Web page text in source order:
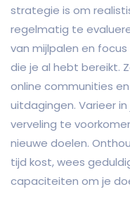
strategie is om
regelmatig te
van mijlpalen en
die je al hebt bereikt.
online communities
uitdagingen. Varieer
verveling te
nieuwe doelen.
tijd kost, wees
capaciteiten om je